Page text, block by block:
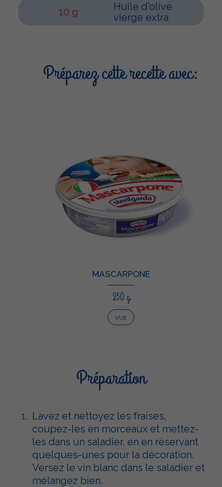
10 g
Huile d'olive
vierge extra
Préparez cette recette avec:
MASCARPONE
250 g
VUE
Préparation
Lavez et nettoyez les fraises,
coupez-les en morceaux et mettez-
les dans un saladier, en en réservant
quelques-unes pour la décoration.
Versez le vin blanc dans le saladier et
mélangez bien.